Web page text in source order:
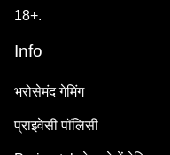
18+.
Info
भरोसेमंद गेमिंग
प्राइवेसी पॉलिसी